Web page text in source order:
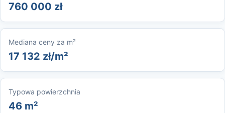
760 000 zł
Mediana ceny za m²
17 132 zł/m²
Typowa powierzchnia
46 m²